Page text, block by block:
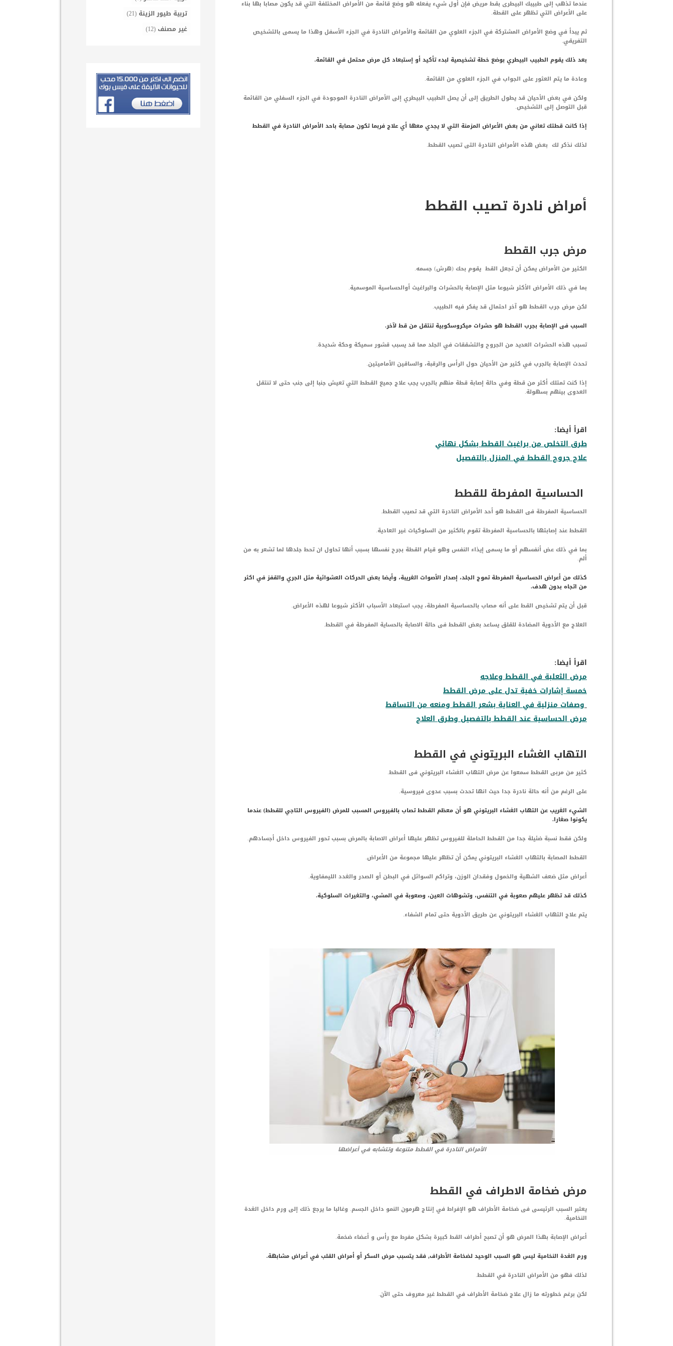
عندما تذهب إلى طبيبك البيطرى بقط مريض فإن أول شيء يفعله هو وضع قائمة من الأمراض المختلفة التي قد يكون مصابا بها بناء
على الأعراض التي تظهر على القطة.
ثم يبدأ في وضع الأمراض المشتركة في الجزء العلوي من القائمة والأمراض النادرة في الجزء الأسفل وهذا ما يسمى بالتشخيص
التفريقي.
بعد ذلك يقوم الطبيب البيطري بوضع خطة تشخيصية لبدء تأكيد أو إستبعاد كل مرض محتمل في القائمة.
وعادة ما يتم العثور على الجواب في الجزء العلوي من القائمة.
ولكن في بعض الأحيان قد يطول الطريق إلى أن يصل الطبيب البيطري إلى الأمراض النادرة الموجودة في الجزء السفلي من القائمة
قبل التوصل إلى التشخيص.
إذا كانت قطتك تعاني من بعض الأعراض المزمنة التي لا يجدي معها أي علاج فربما تكون مصابة باحد الأمراض النادرة في القطط
لذلك نذكر لك بعض هذه الأمراض النادرة التى تصيب القطط.
أمراض نادرة تصيب القطط
مرض جرب القطط
الكثير من الأمراض يمكن أن تجعل القط يقوم بحك (هرش) جسمه.
بما في ذلك الأمراض الأكثر شيوعا مثل الإصابة بالحشرات والبراغيث أوالحساسية الموسمية.
لكن مرض جرب القطط هو آخر احتمال قد يفكر فيه الطبيب.
السبب فى الإصابة بجرب القطط هو حشرات ميكروسكوبية تنتقل من قط لآخر.
تسبب هذه الحشرات العديد من الجروح والتشققات في الجلد مما قد يسبب قشور سميكة وحكة شديدة.
تحدث الإصابة بالجرب في كثير من الأحيان حول الرأس والرقبة، والساقين الأماميتين.
إذا كنت تمتلك أكثر من قطة وفي حالة إصابة قطة منهم بالجرب يجب علاج جميع القطط التي تعيش جنبا إلى جنب حتى لا تنتقل
العدوى بينهم بسهولة.
اقرأ أيضا:
طرق التخلص من براغيث القطط بشكل نهائي
علاج جروح القطط في المنزل بالتفصيل
الحساسية المفرطة للقطط
الحساسية المفرطة فى القطط هو أحد الأمراض النادرة التي قد تصيب القطط.
القطط عند إصابتها بالحساسية المفرطة تقوم بالكثير من السلوكيات غير العادية.
بما في ذلك عض أنفسهم أو ما يسمى إيذاء النفس وهو قيام القطة بجرح نفسها بسبب أنها تحاول ان تحط جلدها لما تشعر به من
ألم.
كذلك من أعراض الحساسية المفرطة تموج الجلد، إصدار الأصوات الغريبة، وأيضا بعض الحركات العشوائية مثل الجري والقفز في اكثر
من اتجاه بدون هدف.
قبل أن يتم تشخيص القط على أنه مصاب بالحساسية المفرطة، يجب استبعاد الأسباب الأكثر شيوعا لهذه الأعراض.
العلاج مع الأدوية المضادة للقلق يساعد بعض القطط فى حالة الاصابة بالحساية المفرطة في القطط.
اقرأ أيضا:
مرض الثعلبة في القطط وعلاجه
خمسة إشارات خفية تدل على مرض القطط
وصفات منزلية في العناية بشعر القطط ومنعه من التساقط
مرض الحساسية عند القطط بالتفصيل وطرق العلاج
التهاب الغشاء البريتوني في القطط
كثير من مربى القطط سمعوا عن مرض التهاب الغشاء البريتوني فى القطط.
على الرغم من أنه حالة نادرة جدا حيث انها تحدث بسبب عدوى فيروسية.
الشيء الغريب عن التهاب الغشاء البريتوني هو أن معظم القطط تصاب بالفيروس المسبب للمرض (الفيروس التاجي للقطط) عندما
يكونوا صغارا.
ولكن فقط نسبة ضئيلة جدا من القطط الحاملة للفيروس تظهر عليها أعراض الاصابة بالمرض بسبب تحور الفيروس داخل أجسادهم.
القطط المصابة بالتهاب الغشاء البريتوني يمكن أن تظهر عليها مجموعة من الأعراض.
أعراض مثل ضعف الشهية والخمول وفقدان الوزن، وتراكم السوائل في البطن أو الصدر والغدد الليمفاوية.
كذلك قد تظهر عليهم صعوبة في التنفس، وتشوهات العين، وصعوبة في المشي، والتغيرات السلوكية.
يتم علاج التهاب الغشاء البريتوني عن طريق الأدوية حتى تمام الشفاء.
الأمراض النادرة في القطط متنوعة وتتشابه في أعراضها
مرض ضخامة الاطراف في القطط
يعتبر السبب الرئيسى فى ضخامة الأطراف هو الإفراط في إنتاج هرمون النمو داخل الجسم. وغالبا ما يرجع ذلك إلى ورم داخل الغدة
النخامية.
أعراض الإصابة بهذا المرض هو أن تصبح أطراف القط كبيرة بشكل مفرط مع رأس و أعضاء ضخمة.
ورم الغدة النخامية ليس هو السبب الوحيد لضخامة الأطراف, فقد يتسبب مرض السكر أو أمراض القلب في أعراض مشابهة.
لذلك فهو من الأمراض النادرة في القطط.
لكن برغم خطورته ما زال علاج ضخامة الأطراف في القطط غير معروف حتى الآن.
تربية طيور الزينة (21)
غير مصنف(12)